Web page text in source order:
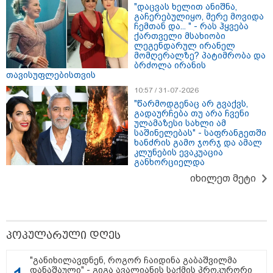
ჭურვი გამორიყა, ადგილზე
მობილიზებულია პოლიცია და
სამაშველო" - რას წერს და რა
კადრებს აქვეყნებს თათია
ნიკოლაშვილი?
"რუსეთმა განახორციელა
საქართველოს ტერიტორიების
20%-ის ოკუპაცია და
სააკაშვილის, მისი რეჟიმის
ღალატი ვერანაირად ვერ
გადაფარავს ამ დანაშაულს" -
ირაკლი კობახიძე
13:16 / 08-08-2026
"ძალიან ბევრ ინფორმაციას
ვიღებთ ხალხისგან" - რას წერს
"დაცვას ხელით ანიშნა,
გაჩერებულიყო, მერე მოვიდა
ჩემთან და... " - რას ჰყვება
ქართველი მსახიობი
ლეგენდარულ ირანელ
მომღერალზე? პატიმრობა და
ბრძოლა ირანის
თავისუფლებისთვის
10:57 / 31-07-2026
"წარმოდგენაც არ გვაქვს,
გადაურჩება თუ არა ჩვენი
ულამაზესი სახლი ამ
საშინელებას" - საფრანგეთში
ხანძრის გამო ჯორჯ და ამალ
კლუნების ევაკუაცია
განხორციელდა
იხილეთ მეტი
პოპულარული დღეს
"განიხილავდნენ, როგორ ჩაიდინა გაბაშვილმა
დანაშაული" - გიგა ავალიანის საქმის პროკურორი